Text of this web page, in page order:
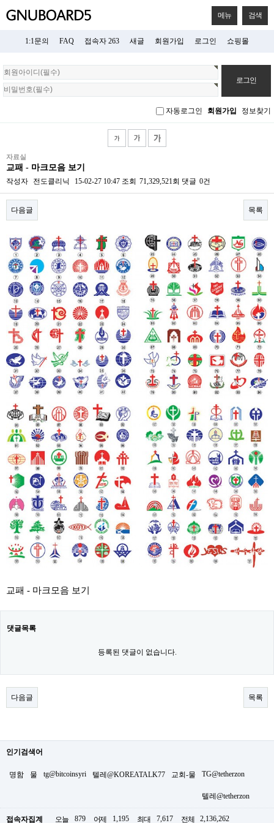
메뉴 검색
1:1문의 FAQ 접속자 263 새글 회원가입 로그인 쇼핑몰
회
원
로
자동로그인 회원가입 정보찾기
자료실
교패 - 마크모음 보기
작성자 전도클리닉 15-02-27 10:47 조회 71,329,521회 댓글 0건
다음글 목록
본문
교패 - 마크모음 보기
댓글목록
등록된 댓글이 없습니다.
다음글 목록
인기검색어
명함 물 tg@bitcoinsyri 텔레@KOREATALK77 교회-물 TG@tetherzon
텔레@tetherzon
접속자집계 오늘 879 어제 1,195 최대 7,617 전체 2,136,262